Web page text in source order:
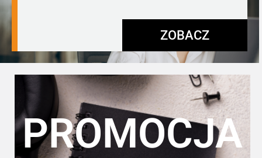
ZOBACZ
PROMOCJA